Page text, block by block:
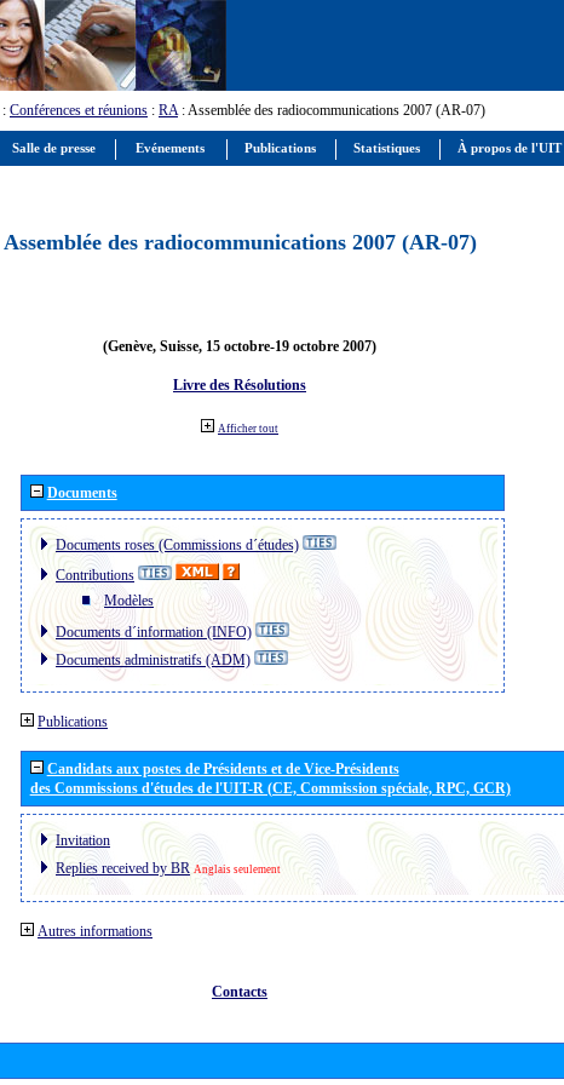
: Conférences et réunions : RA: Assemblée des radiocommunications 2007 (AR-07)
Assemblée des radiocommunications 2007 (AR-07)
(Genève, Suisse, 15 octobre-19 octobre 2007)
Livre des Résolutions
Afficher tout
Documents
Documents roses (Commissions d´études)
Contributions
Modèles
Documents d´information (INFO)
Documents administratifs (ADM)
Publications
Candidats aux postes de Présidents et de Vice-Présidents
des Commissions d'études de l'UIT-R (CE, Commission spéciale, RPC, GCR)
Invitation
Replies received by BR Anglais seulement
Autres informations
Contacts
Salle de presse Evénements Publications Statistiques À propos de l'UIT